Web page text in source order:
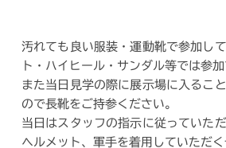
汚れても良い服装・運動靴で参加し
ト・ハイヒール・サンダル等では参加
また当日見学の際に展示場に入るこ
ので長靴をご持参ください。
当日はスタッフの指示に従っていた
ヘルメット、軍手を着用していただく